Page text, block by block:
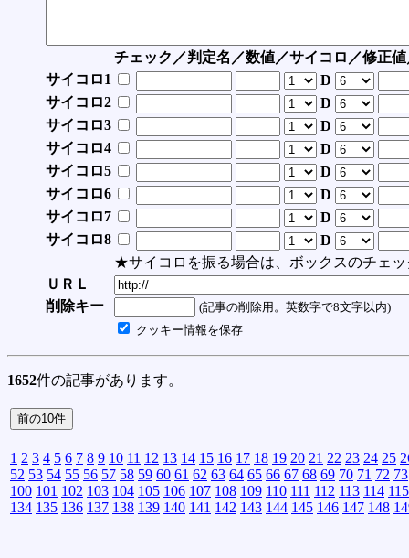
チェック／判定名／数値／サイコロ／修正
サイコロ1
D
サイコロ2
D
サイコロ3
D
サイコロ4
D
サイコロ5
D
サイコロ6
D
サイコロ7
D
サイコロ8
D
★サイコロを振る場合は、ボックスのチェッ
ＵＲＬ
削除キー
(記事の削除用。英数字で8文字以内)
クッキー情報を保存
1652件の記事があります。
1 2 3 4 5 6 7 8 9 10 11 12 13 14 15 16 17 18 19 20 21 22 23 24 25
52 53 54 55 56 57 58 59 60 61 62 63 64 65 66 67 68 69 70 71 72 73
100 101 102 103 104 105 106 107 108 109 110 111 112 113 114 115
134 135 136 137 138 139 140 141 142 143 144 145 146 147 148